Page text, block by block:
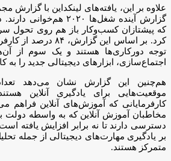
علاوه بر این، یافته‌های لینکداین با گزارش
گزارش آینده شغل‌ها ۲۰۲۰
که پیشتازان کسب‌وکار باز هم روی تحول
کرد. بر اساس این
توجه دورکاری‌ها هستند و یک سوم از
اجتماع‌سازی، ابزارهای دیجیتالی جدید را به
هم‌چنین این گزارش نشان می‌دهد
موقعیت‌هایی برای یادگیری آنلاین
کارفرمایانی که آموزش‌های آنلاین فراهم
مخاطبان آموزش آنلاین که به واسطه دولت
دسترسی دارند تا نه برابر افزایش یافته
بر یادگیری مهارت‌های دیجیتالی از جمله
متمرکز هستند.